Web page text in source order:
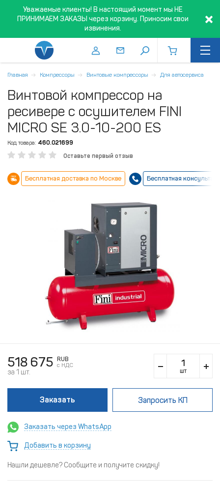
Уважаемые клиенты! В настоящий момент мы НЕ
ПРИНИМАЕМ ЗАКАЗЫ через корзину. Приносим свои
извинения.
Главная Компрессоры Винтовые компрессоры Для автосервиса
Винтовой компрессор на
ресивере с осушителем FINI
MICRO SE 3.0-10-200 ES
Код товара: 460.021699
Оставьте первый отзыв
Бесплатная доставка по Москве Бесплатная
518 675
RUB
c НДС
за 1 шт. шт
Заказать Запросить КП
Заказать через WhatsApp
Добавить в корзину
Нашли дешевле? Сообщите и получите скидку!